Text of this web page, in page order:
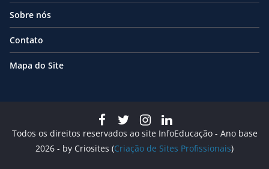
Sobre nós
Contato
Mapa do Site
Todos os direitos reservados ao site InfoEducação - Ano base
2026 - by Criosites (Criação de Sites Profissionais)